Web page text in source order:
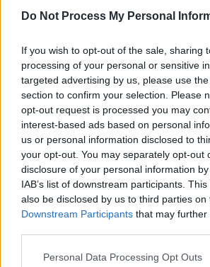
Do Not Process My Personal
If you wish to opt-out of the sale, sharing
processing of your personal or sensitive
targeted advertising by us, please use
section to confirm your selection. Please
opt-out request is processed you may
interest-based ads based on personal
us or personal information disclosed to
your opt-out. You may separately opt-out
disclosure of your personal information
IAB’s list of downstream participants.
also be disclosed by us to third parties on
Downstream Participants that may
Personal Data Processing Opt Outs
Alle Sender